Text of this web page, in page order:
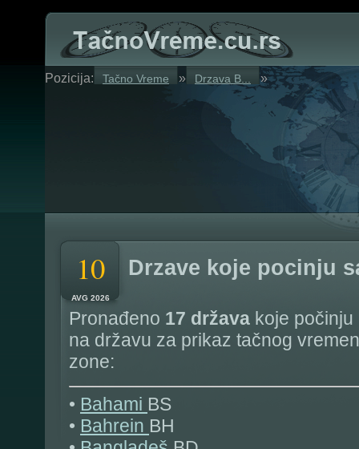
Pozicija: Tačno Vreme » Drzava B... »
10
AVG 2026
Drzave koje pocinju
Pronađeno 17 država koje počinju
na državu za prikaz tačnog
zone:
• Bahami BS
• Bahrein BH